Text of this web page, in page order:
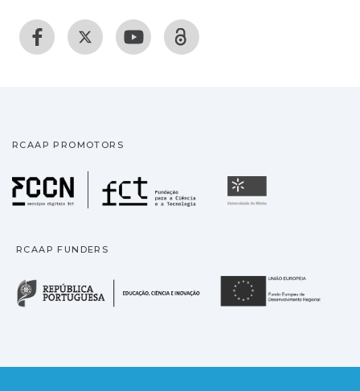
RCAAP PROMOTORS
Fundação para a
RCAAP FUNDERS
República Portuguesa